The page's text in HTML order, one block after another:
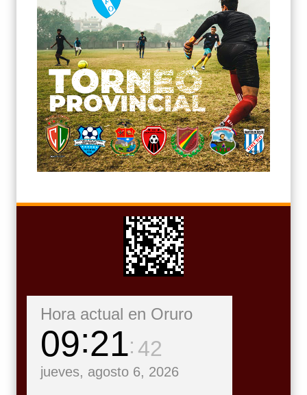
Hora actual en Oruro
09 21 43
jueves, agosto 6, 2026